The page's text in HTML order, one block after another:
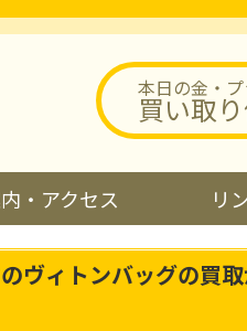
本日の金・
買い取
・アクセス リ
ヴィトンバッグの買